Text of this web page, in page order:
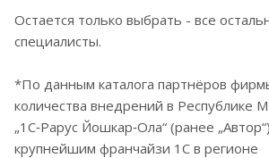
Остается только выбрать - все
специалисты.
*По данным каталога партнёров
количества внедрений в Республике
„1С‑Рарус Йошкар‑Ола“ (ранее
крупнейшим франчайзи 1С в регионе